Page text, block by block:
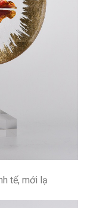
tế, mới lạ